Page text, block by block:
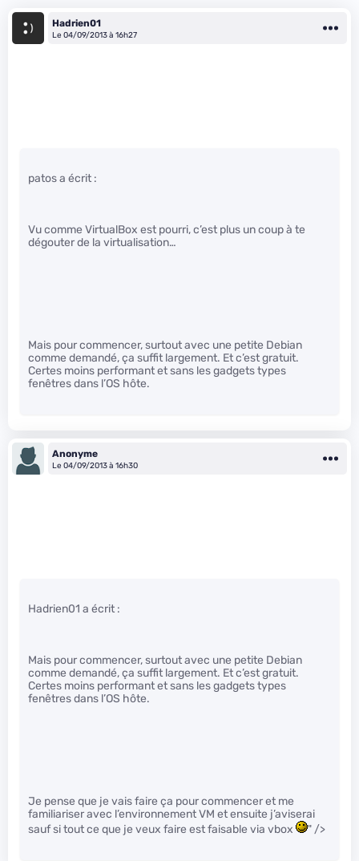
Hadrien01
Le 04/09/2013 à 16h27
patos a écrit :
Vu comme VirtualBox est pourri, c’est plus un coup à te
dégouter de la virtualisation…
Mais pour commencer, surtout avec une petite Debian
comme demandé, ça suffit largement. Et c’est gratuit.
Certes moins performant et sans les gadgets types
fenêtres dans l’OS hôte.
Anonyme
Le 04/09/2013 à 16h30
Hadrien01 a écrit :
Mais pour commencer, surtout avec une petite Debian
comme demandé, ça suffit largement. Et c’est gratuit.
Certes moins performant et sans les gadgets types
fenêtres dans l’OS hôte.
Je pense que je vais faire ça pour commencer et me
familiariser avec l’environnement VM et ensuite j’aviserai
sauf si tout ce que je veux faire est faisable via vbox
" />